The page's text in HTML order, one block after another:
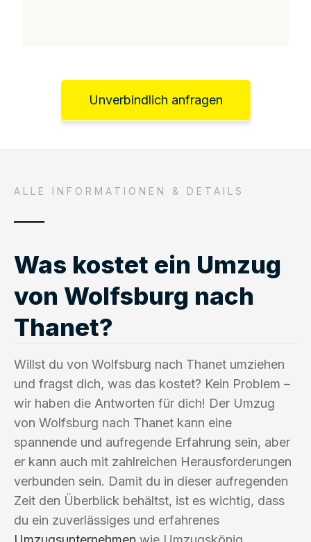
Unverbindlich anfragen
ALLE INFORMATIONEN & DETAILS
Was kostet ein Umzug
von Wolfsburg nach
Thanet?
Willst du von Wolfsburg nach Thanet umziehen
und fragst dich, was das kostet? Kein Problem –
wir haben die Antworten für dich! Der Umzug
von Wolfsburg nach Thanet kann eine
spannende und aufregende Erfahrung sein, aber
er kann auch mit zahlreichen Herausforderungen
verbunden sein. Damit du in dieser aufregenden
Zeit den Überblick behältst, ist es wichtig, dass
du ein zuverlässiges und erfahrenes